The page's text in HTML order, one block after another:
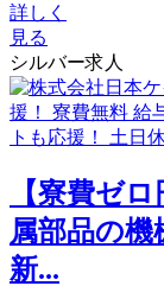
詳しく
見る
シルバー求人
【寮費ゼ
属部品の
新...